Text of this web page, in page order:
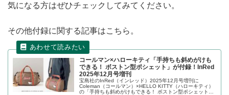
気になる方はぜひチェックしてみてください。
その他付録に関する記事はこちら。
コールマン×ハローキティ「手持ちも斜めがけも
できる！ ボストン型ポシェット」が付録！InRed
2025年12月号増刊
宝島社のInRed（インレッド）2025年12月号増刊に
Coleman（コールマン）×HELLO KITTY（ハローキティ）
の「手持ちも斜めがけもできる！ ボストン型ポシェット」